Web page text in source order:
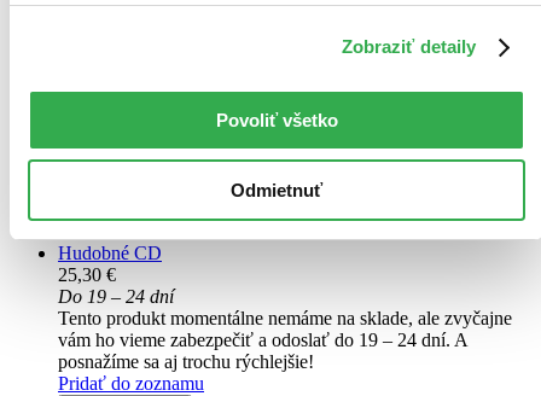
Zobraziť detaily
Povoliť všetko
Odmietnuť
Trojdiskové vydanie prináša rozsiahly výber viac ako 60 piesní
Waldemara Matušku z rokov 1960-1990. Obsahuje jeho najväčšie
Hudobné CD
25,30 €
Do 19 – 24 dní
Tento produkt momentálne nemáme na sklade, ale zvyčajne
vám ho vieme zabezpečiť a odoslať do 19 – 24 dní. A
posnažíme sa aj trochu rýchlejšie!
Pridať do zoznamu